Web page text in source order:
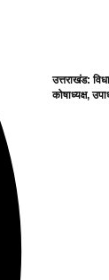
उत्तराखंड:
कोषाध्यक्ष,